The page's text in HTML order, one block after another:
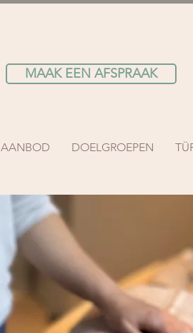
MAAK EEN AFSPRAAK
AANBOD DOELGROEPEN